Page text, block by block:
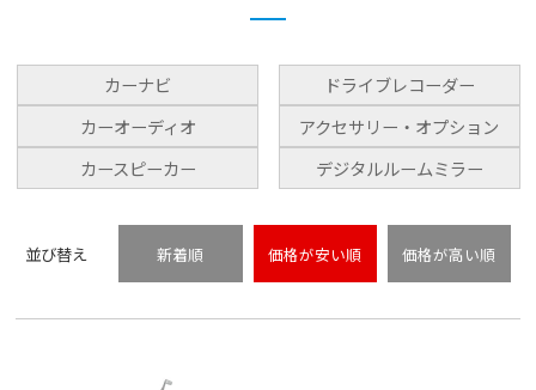
カーナビ
ドライブレコーダー
カーオーディオ
アクセサリー・オプション
カースピーカー
デジタルルームミラー
並び替え 新着順 価格が安い順 価格が高い順